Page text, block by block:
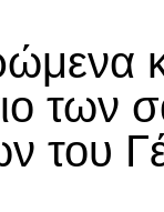
των
του